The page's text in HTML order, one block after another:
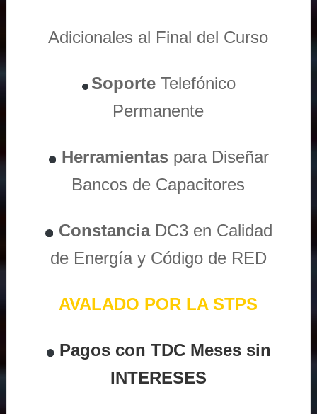
Adicionales al Final del Curso
Soporte Telefónico
Permanente
Herramientas para Diseñar
Bancos de Capacitores
ConstanciaDC3 en Calidad
de Energía y Código de RED
AVALADO POR LA STPS
Pagos con TDC Meses sin
INTERESES